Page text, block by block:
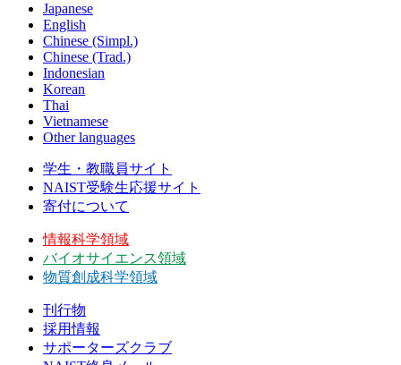
Japanese
English
Chinese (Simpl.)
Chinese (Trad.)
Indonesian
Korean
Thai
Vietnamese
Other languages
学生・教職員サイト
NAIST受験生応援サイト
寄付について
情報科学領域
バイオサイエンス領域
物質創成科学領域
刊行物
採用情報
サポーターズクラブ